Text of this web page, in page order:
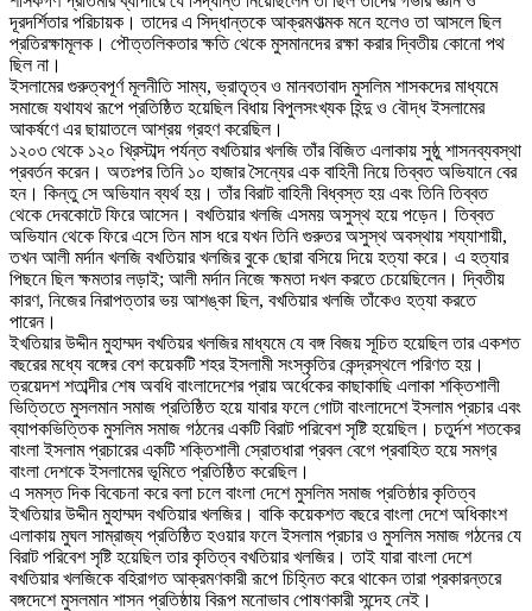
দূরদর্শিতার পরিচায়ক। তাদের এ সিদ্ধান্তকে আক্রমণাত্মক মনে হলেও তা আসলে ছিল
প্রতিরক্ষামূলক। পৌত্তলিকতার ক্ষতি থেকে মুসমানদের রক্ষা করার দ্বিতীয় কোনো পথ
ছিল না।
ইসলামের গুরুত্বপূর্ণ মূলনীতি সাম্য, ভ্রাতৃত্ব ও মানবতাবাদ মুসলিম শাসকদের মাধ্যমে
সমাজে যথাযথ রূপে প্রতিষ্ঠিত হয়েছিল বিধায় বিপুলসংখ্যক হিন্দু ও বৌদ্ধ ইসলামের
আকর্ষণে এর ছায়াতলে আশ্রয় গ্রহণ করেছিল।
১২০৩ থেকে ১২০ খ্রিস্টাব্দ পর্যন্ত বখতিয়ার খলজি তাঁর বিজিত এলাকায় সুষ্ঠু শাসনব্যবস্থা
প্রবর্তন করেন। অতঃপর তিনি ১০ হাজার সৈন্যের এক বাহিনী নিয়ে তিব্বত অভিযানে বের
হন। কিন্তু সে অভিযান ব্যর্থ হয়। তাঁর বিরাট বাহিনী বিধ্বস্ত হয় এবং তিনি তিব্বত
থেকে দেবকোটে ফিরে আসেন। বখতিয়ার খলজি এসময় অসুস্থ হয়ে পড়েন। তিব্বত
অভিযান থেকে ফিরে এসে তিন মাস ধরে যখন তিনি গুরুতর অসুস্থ অবস্থায় শয্যাশায়ী,
তখন আলী মর্দান খলজি বখতিয়ার খলজির বুকে ছোরা বসিয়ে দিয়ে হত্যা করে। এ হত্যার
পিছনে ছিল ক্ষমতার লড়াই; আলী মর্দান নিজে ক্ষমতা দখল করতে চেয়েছিলেন। দ্বিতীয়
কারণ, নিজের নিরাপত্তার ভয় আশঙ্কা ছিল, বখতিয়ার খলজি তাঁকেও হত্যা করতে
পারেন।
ইখতিয়ার উদ্দীন মুহাম্মদ বখতিয়র খলজির মাধ্যমে যে বঙ্গ বিজয় সূচিত হয়েছিল তার একশত
বছরের মধ্যে বঙ্গের বেশ কয়েকটি শহর ইসলামী সংস্কৃতির কেন্দ্রস্থলে পরিণত হয়।
ত্রয়েদশ শতাব্দীর শেষ অবধি বাংলাদেশের প্রায় অর্ধেকের কাছাকাছি এলাকা শক্তিশালী
ভিত্তিতে মুসলমান সমাজ প্রতিষ্ঠিত হয়ে যাবার ফলে গোটা বাংলাদেশে ইসলাম প্রচার এবং
ব্যাপকভিত্তিক মুসলিম সমাজ গঠনের একটি বিরাট পরিবেশ সৃষ্টি হয়েছিল। চতুর্দশ শতকের
বাংলা ইসলাম প্রচারের একটি শক্তিশালী স্রোতধারা প্রবল বেগে প্রবাহিত হয়ে সমগ্র
বাংলা দেশকে ইসলামের ভূমিতে প্রতিষ্ঠিত করেছিল।
এ সমস্ত দিক বিবেচনা করে বলা চলে বাংলা দেশে মুসলিম সমাজ প্রতিষ্ঠার কৃতিত্ব
ইখতিয়ার উদ্দীন মুহাম্মদ বখতিয়ার খলজির। বাকি কয়েকশত বছরে বাংলা দেশে অধিকাংশ
এলাকায় মুঘল সাম্রাজ্য প্রতিষ্ঠিত হওয়ার ফলে ইসলাম প্রচার ও মুসলিম সমাজ গঠনের যে
বিরাট পরিবেশ সৃষ্টি হয়েছিল তার কৃতিত্ব বখতিয়ার খলজির। তাই যারা বাংলা দেশে
বখতিয়ার খলজিকে বহিরাগত আক্রমণকারী রূপে চিহ্নিত করে থাকেন তারা প্রকারন্তরে
বঙ্গদেশে মুসলমান শাসন প্রতিষ্ঠায় বিরূপ মনোভাব পোষণকারী সন্দেহ নেই।